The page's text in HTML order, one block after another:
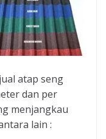
atap seng
dan per
menjangkau
lain :